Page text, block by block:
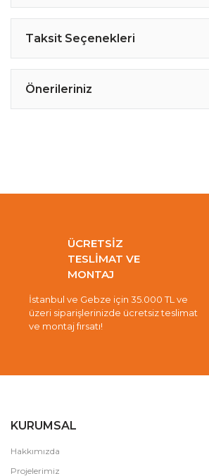
Taksit Seçenekleri
Önerileriniz
ÜCRETSİZ
TESLİMAT VE
MONTAJ
İstanbul ve Gebze için 35.000 TL ve
üzeri siparişlerinizde ücretsiz teslimat
ve montaj fırsatı!
KURUMSAL
Hakkımızda
Projelerimiz